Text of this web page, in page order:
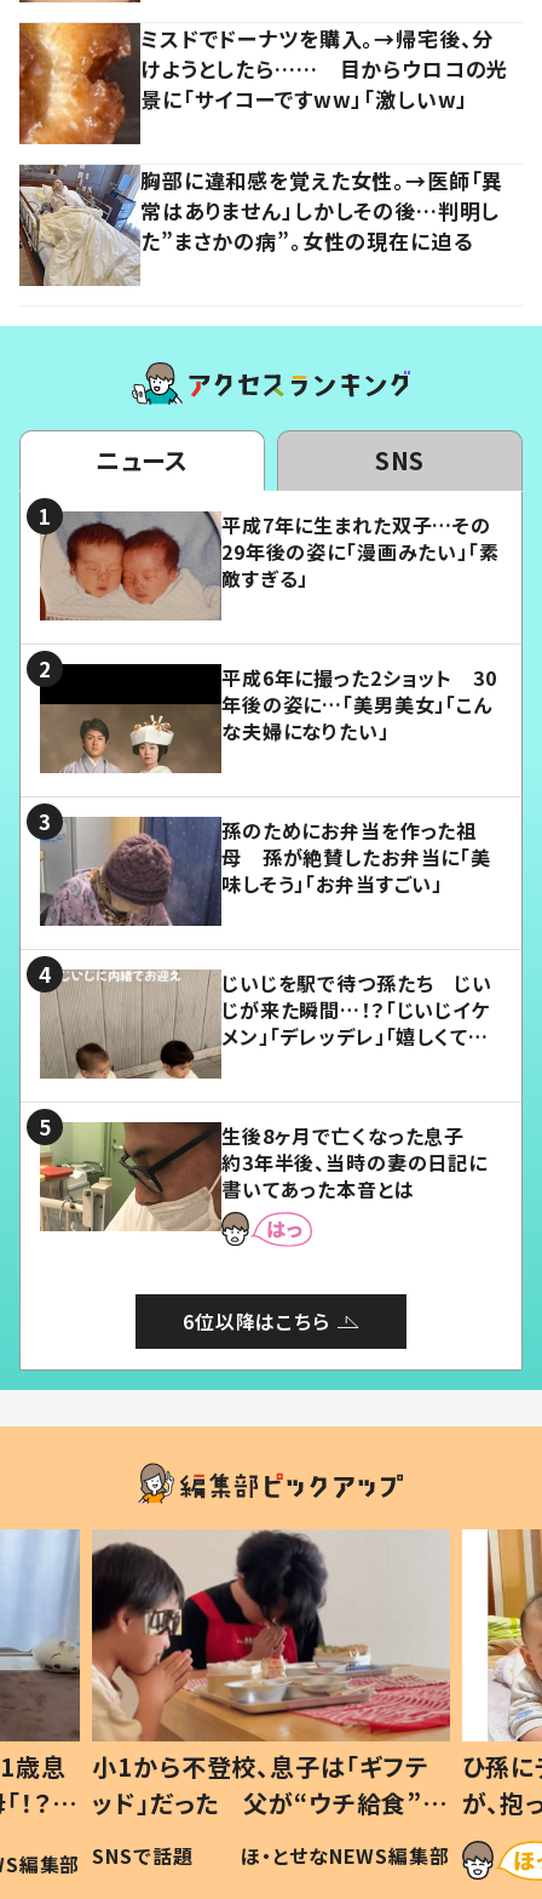
ミスドでドーナツを購入。→帰宅後、分
けようとしたら…… 目からウロコの光
景に「サイコーですww」「激しいw」
胸部に違和感を覚えた女性。→医師「異
常はありません」しかしその後…判明し
た”まさかの病”。女性の現在に迫る
ニュース SNS
平成7年に生まれた双子…その
29年後の姿に「漫画みたい」「素
敵すぎる」
平成6年に撮った2ショット 30
年後の姿に…「美男美女」「こん
な夫婦になりたい」
孫のためにお弁当を作った祖
母 孫が絶賛したお弁当に「美
味しそう」「お弁当すごい」
じいじを駅で待つ孫たち じい
じが来た瞬間…！？「じいじイケ
メン」「デレッデレ」「嬉しくて可
生後8ヶ月で亡くなった息子
約3年半後、当時の妻の日記に
書いてあった本音とは
6位以降はこちら
歳息
？」
編集部
小1から不登校、息子は「ギフテ
ッド」だった 父が“ウチ給食”を
作り続ける理由とは #令和の親
#令和の子
SNSで話題 ほ・とせなNEWS編集部
ひ孫
が、
「涙が
い」